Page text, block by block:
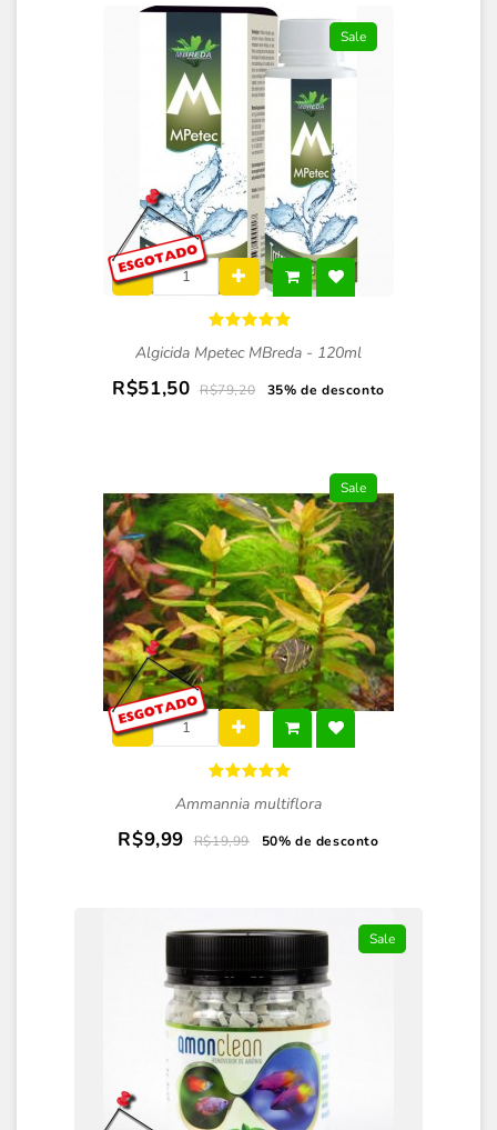
Sale
Algicida Mpetec MBreda - 120ml
R$51,50 R$79,20 35% de desconto
Sale
Ammannia multiflora
R$9,99 R$19,99 50% de desconto
Sale